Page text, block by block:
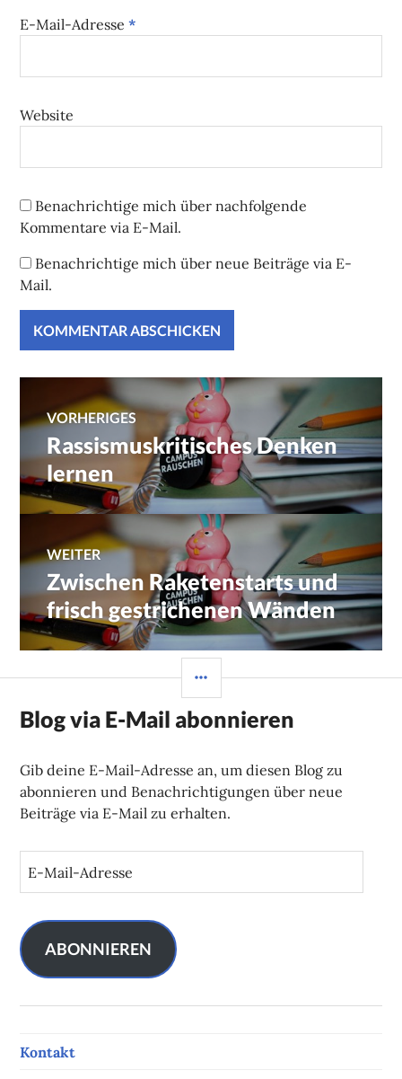
E-Mail-Adresse*
Website
Benachrichtige mich über nachfolgende
Kommentare via E-Mail.
Benachrichtige mich über neue Beiträge via E-
Mail.
Beitragsnavigation
VORHERIGES
Vorheriger
Beitrag:
Rassismuskritisches Denken
lernen
WEITER
Nächster
Beitrag:
Zwischen Raketenstarts und
frisch gestrichenen Wänden
Blog via E-Mail abonnieren
Gib deine E-Mail-Adresse an, um diesen Blog zu
abonnieren und Benachrichtigungen über neue
Beiträge via E-Mail zu erhalten.
a
i
l
A
r
ABONNIEREN
Kontakt